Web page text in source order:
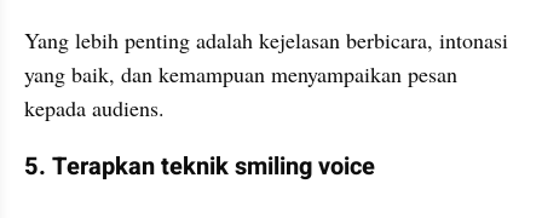
Yang lebih penting adalah kejelasan berbicara, intonasi
yang baik, dan kemampuan menyampaikan pesan
kepada audiens.
5. Terapkan teknik smiling voice